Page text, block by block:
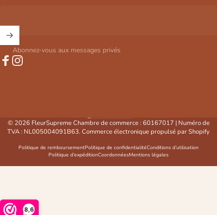
8,6
Abonnez-vous aux messages privés
© 2026 FleurSupreme Chambre de commerce : 60167017 | Numéro de
TVA : NL005004091B63. Commerce électronique propulsé par Shopify
Politique de remboursementPolitique de confidentialitéConditions d’utilisation
Politique d’expéditionCoordonnéesMentions légales
Pays/région